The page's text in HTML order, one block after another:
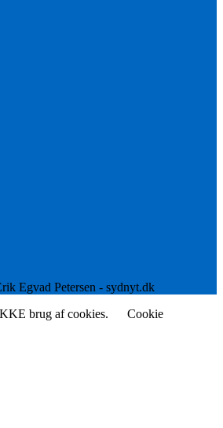
Egvad Petersen - sydnyt.dk
brug af cookies.
Cookie